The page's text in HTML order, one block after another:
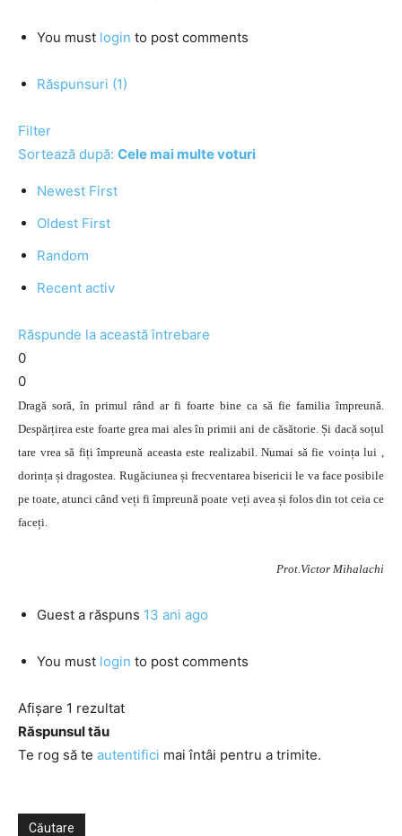
You must login to post comments
Răspunsuri (1)
Filter
Sortează după: Cele mai multe voturi
Newest First
Oldest First
Random
Recent activ
Răspunde la această întrebare
0
0
Dragă soră, în primul rând ar fi foarte bine ca să fie familia împreună.
Despărțirea este foarte grea mai ales în primii ani de căsătorie. Și dacă soțul
tare vrea să fiți împreună aceasta este realizabil. Numai să fie voința lui ,
dorința și dragostea. Rugăciunea și frecventarea bisericii le va face posibile
pe toate, atunci când veți fi împreună poate veți avea și folos din tot ceia ce
faceți.
Prot.Victor Mihalachi
Guest a răspuns 13 ani ago
You must login to post comments
Afișare 1 rezultat
Răspunsul tău
Te rog să te autentifici mai întâi pentru a trimite.
Căutare